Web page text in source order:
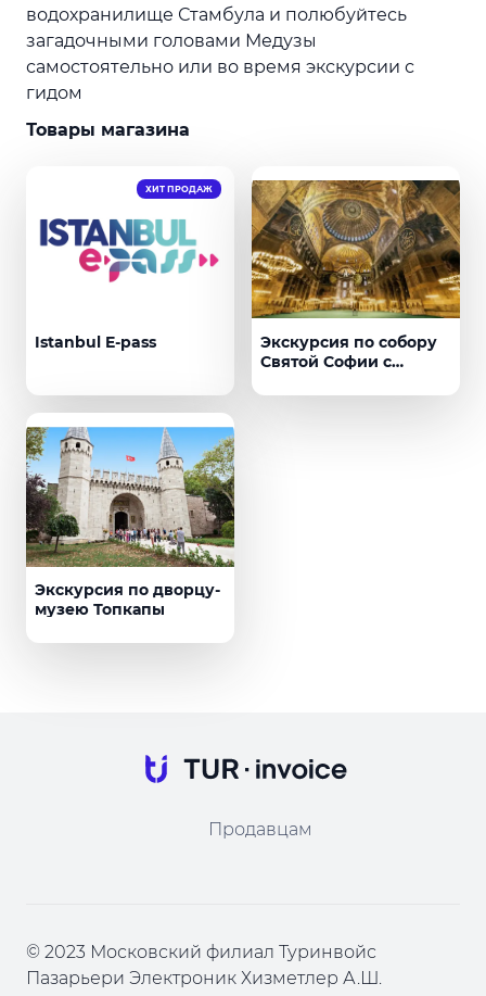
водохранилище Стамбула и полюбуйтесь
загадочными головами Медузы
самостоятельно или во время экскурсии с
гидом
Товары магазина
Istanbul E-pass
ХИТ ПРОДАЖ
Экскурсия по собору
Святой Софии с
Экскурсия по дворцу-
музею Топкапы
Продавцам
© 2023 Московский филиал Туринвойс
Пазарьери Электроник Хизметлер А.Ш.